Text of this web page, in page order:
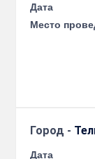
Дата
Место
Город -
Дата